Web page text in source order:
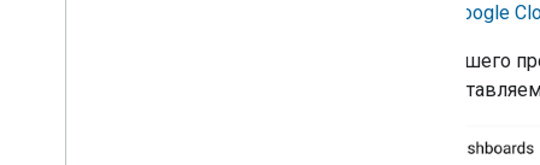
Google
Для вашего